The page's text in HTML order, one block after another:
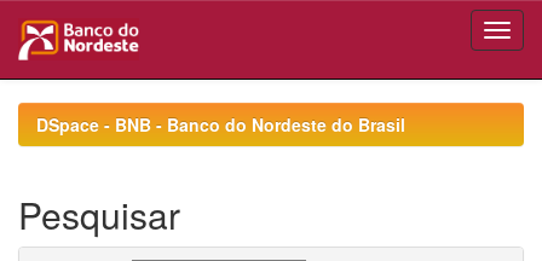
navigationDSpace - BNB - Banco do Nordeste do Brasil
Pesquisar